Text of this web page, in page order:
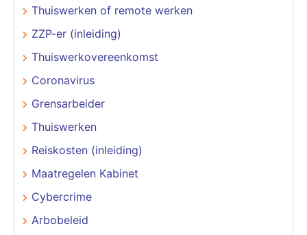
Thuiswerken of remote werken
ZZP-er (inleiding)
Thuiswerkovereenkomst
Coronavirus
Grensarbeider
Thuiswerken
Reiskosten (inleiding)
Maatregelen Kabinet
Cybercrime
Arbobeleid